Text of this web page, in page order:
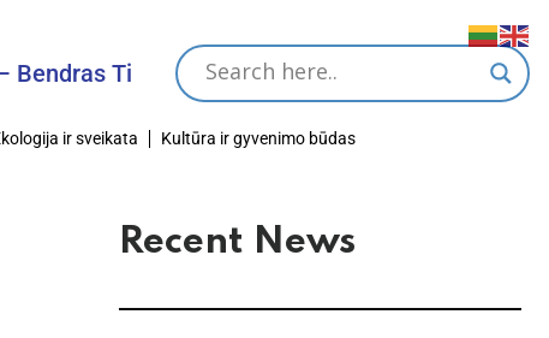
Tikslas
ir sveikata Kultūra ir gyvenimo būdas
Recent News